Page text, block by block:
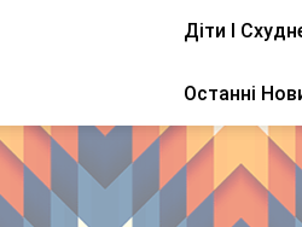
Діти І
Останні